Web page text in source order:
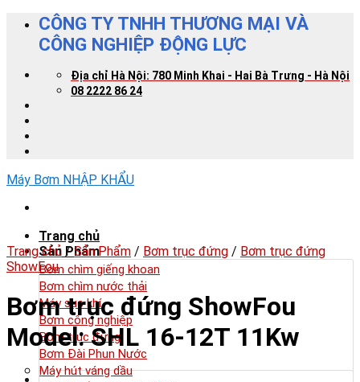
Skip
content
CÔNG TY TNHH THƯƠNG MẠI VÀ
CÔNG NGHIỆP ĐỘNG LỰC
Địa chỉ Hà Nội: 780 Minh Khai - Hai Bà Trưng - Hà Nội
08 2222 86 24
Máy Bơm NHẬP KHẨU
Trang chủ
Sản Phẩm
Bơm chìm giếng khoan
Bơm chìm nước thải
Máy sục khí
Bơm công nghiệp
Bơm trục đứng
Bơm Đài Phun Nước
Máy hút váng dầu
Trang chủ / Sản Phẩm / Bơm trục đứng / Bơm trục đứng
ShowFou
Bơm trục đứng ShowFou
Model: SHL 16-12T 11Kw